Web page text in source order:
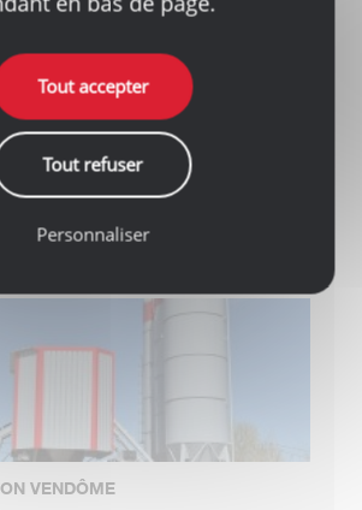
VENDÔME
Tout accepter
Tout refuser
Personnaliser